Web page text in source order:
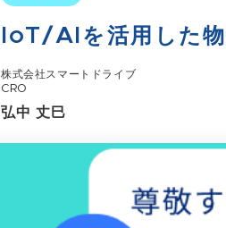
IoT/AIを活用した
株式会社スマートドライブ
CRO
弘中 丈巳